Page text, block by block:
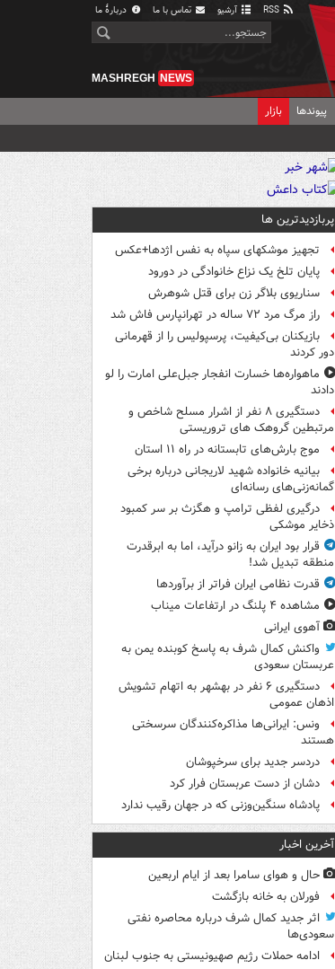
آرشیو تماس با ما دربارهٔ ما
MASHREGH NEWS
پیوندها بازار
پربازدیدترین ها
تجهیز موشکهای سپاه به نفس اژدها+عکس
پایان تلخ یک نزاع خانوادگی در دورود
سناریوی بلاگر زن برای قتل شوهرش
راز مرگ مرد ۷۲ ساله در تهرانپارس فاش شد
بازیکنان بی‌کیفیت، پرسپولیس را از قهرمانی
دور کردند
ماهواره‌ها خسارت انفجار جبل‌علی امارت را لو
دادند
دستگیری ۸ نفر از اشرار مسلح شاخص و
مرتبطین گروهک های تروریستی
موج بارش‌های تابستانه در راه ۱۱ استان
بیانیه خانواده شهید لاریجانی درباره برخی
گمانه‌زنی‌های رسانه‌ای
درگیری لفظی ترامپ و هگزث بر سر کمبود
ذخایر موشکی
قرار بود ایران به زانو درآید، اما به ابرقدرت
منطقه تبدیل شد!
قدرت نظامی ایران فراتر از برآوردها
مشاهده ۴ پلنگ در ارتفاعات میناب
آهوی ایرانی
واکنش کمال شرف به پاسخ کوبنده یمن به
عربستان سعودی
دستگیری ۶ نفر در بهشهر به اتهام تشویش
اذهان عمومی
ونس: ایرانی‌ها مذاکره‌کنندگان سرسختی
هستند
دردسر جدید برای سرخپوشان
دشان از دست عربستان فرار کرد
پادشاه سنگین‌وزنی که در جهان رقیب ندارد
آخرین اخبار
حال و هوای سامرا بعد از ایام اربعین
فورلان به خانه بازگشت
اثر جدید کمال شرف درباره محاصره نفتی
سعودی‌ها
ادامه حملات رژیم صهیونیستی به جنوب لبنان